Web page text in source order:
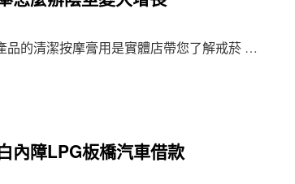
品的清潔按摩膏用是實體店帶您了解戒菸 …
內障LPG板橋汽車借款